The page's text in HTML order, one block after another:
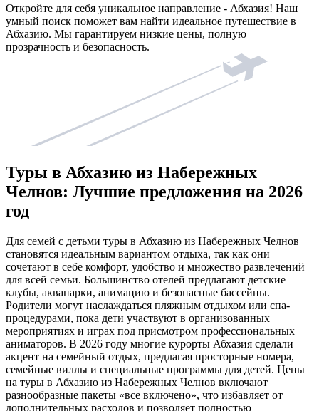
Откройте для себя уникальное направление - Абхазия! Наш
умный поиск поможет вам найти идеальное путешествие в
Абхазию. Мы гарантируем низкие цены, полную
прозрачность и безопасность.
Туры в Абхазию из Набережных
Челнов: Лучшие предложения на 2026
год
Для семей с детьми туры в Абхазию из Набережных Челнов
становятся идеальным вариантом отдыха, так как они
сочетают в себе комфорт, удобство и множество развлечений
для всей семьи. Большинство отелей предлагают детские
клубы, аквапарки, анимацию и безопасные бассейны.
Родители могут наслаждаться пляжным отдыхом или спа-
процедурами, пока дети участвуют в организованных
мероприятиях и играх под присмотром профессиональных
аниматоров. В 2026 году многие курорты Абхазия сделали
акцент на семейный отдых, предлагая просторные номера,
семейные виллы и специальные программы для детей. Цены
на туры в Абхазию из Набережных Челнов включают
разнообразные пакеты «все включено», что избавляет от
дополнительных расходов и позволяет полностью